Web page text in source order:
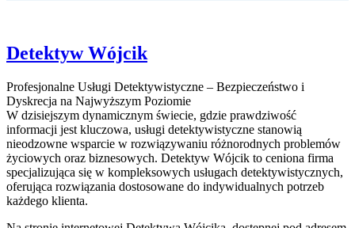
Detektyw Wójcik
Profesjonalne Usługi Detektywistyczne – Bezpieczeństwo i
Dyskrecja na Najwyższym Poziomie
W dzisiejszym dynamicznym świecie, gdzie prawdziwość
informacji jest kluczowa, usługi detektywistyczne stanowią
nieodzowne wsparcie w rozwiązywaniu różnorodnych problemów
życiowych oraz biznesowych. Detektyw Wójcik to ceniona firma
specjalizująca się w kompleksowych usługach detektywistycznych,
oferująca rozwiązania dostosowane do indywidualnych potrzeb
każdego klienta.